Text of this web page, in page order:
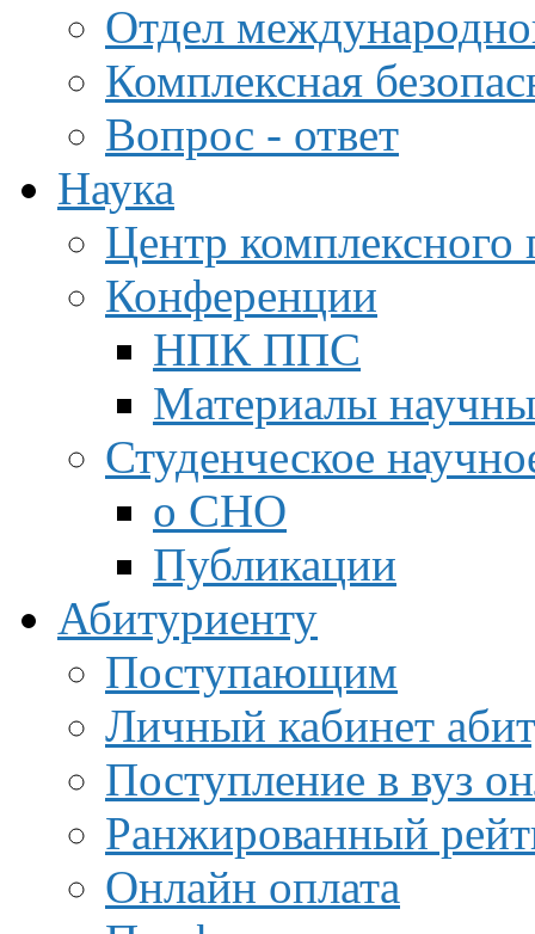
Отдел
Комплексная
Вопрос - ответ
Наука
Центр
Конференции
НПК ППС
Материалы
Студенческое
о СНО
Публикации
Абитуриенту
Поступающим
Личный кабинет
Поступление в вуз
Ранжированный
Онлайн оплата